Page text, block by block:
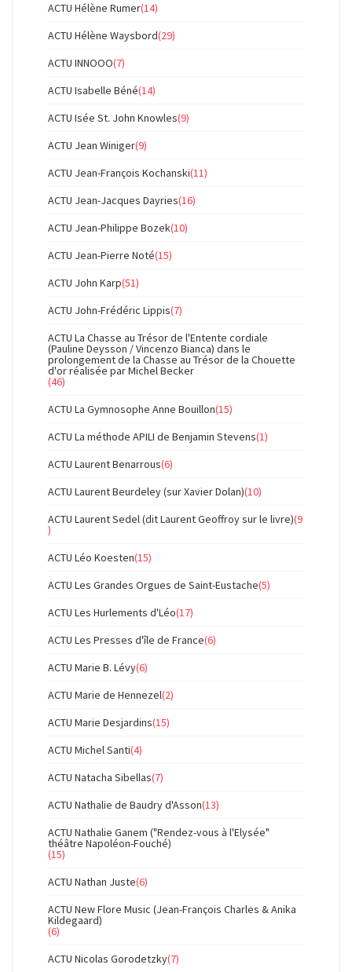
ACTU Hélène Rumer(14)
ACTU Hélène Waysbord(29)
ACTU INNOOO(7)
ACTU Isabelle Béné(14)
ACTU Isée St. John Knowles(9)
ACTU Jean Winiger(9)
ACTU Jean-François Kochanski(11)
ACTU Jean-Jacques Dayries(16)
ACTU Jean-Philippe Bozek(10)
ACTU Jean-Pierre Noté(15)
ACTU John Karp(51)
ACTU John-Frédéric Lippis(7)
ACTU La Chasse au Trésor de l'Entente cordiale
(Pauline Deysson / Vincenzo Bianca) dans le
prolongement de la Chasse au Trésor de la Chouette
d'or réalisée par Michel Becker
(46)
ACTU La Gymnosophe Anne Bouillon(15)
ACTU La méthode APILI de Benjamin Stevens(1)
ACTU Laurent Benarrous(6)
ACTU Laurent Beurdeley (sur Xavier Dolan)(10)
ACTU Laurent Sedel (dit Laurent Geoffroy sur le livre)(9
)
ACTU Léo Koesten(15)
ACTU Les Grandes Orgues de Saint-Eustache(5)
ACTU Les Hurlements d'Léo(17)
ACTU Les Presses d'île de France(6)
ACTU Marie B. Lévy(6)
ACTU Marie de Hennezel(2)
ACTU Marie Desjardins(15)
ACTU Michel Santi(4)
ACTU Natacha Sibellas(7)
ACTU Nathalie de Baudry d'Asson(13)
ACTU Nathalie Ganem ("Rendez-vous à l'Elysée"
théâtre Napoléon-Fouché)
(15)
ACTU Nathan Juste(6)
ACTU New Flore Music (Jean-François Charles & Anika
Kildegaard)
(6)
ACTU Nicolas Gorodetzky(7)